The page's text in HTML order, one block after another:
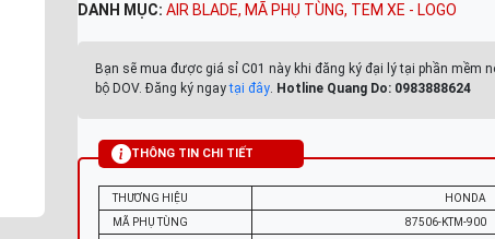
DANH MỤC: AIR BLADE, MÃ PHỤ TÙNG, TEM XE - LOGO
Bạn sẽ mua được giá sỉ C01 này khi đăng ký đại lý tại phần mềm
bộ DOV. Đăng ký ngaytại đây. Hotline Quang Do: 0983888624
THÔNG TIN CHI TIẾT
THƯƠNG HIỆU
HONDA
MÃ PHỤ TÙNG
87506-KTM-900